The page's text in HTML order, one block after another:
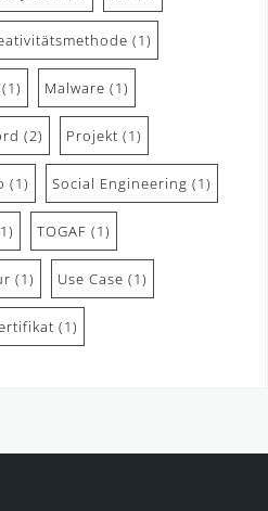
(1)
(1) Malware (1)
(2) Projekt (1)
(1) Social Engineering (1)
TOGAF (1)
(1) Use Case (1)
(1)